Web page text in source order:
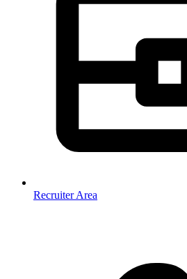
Recruiter Area